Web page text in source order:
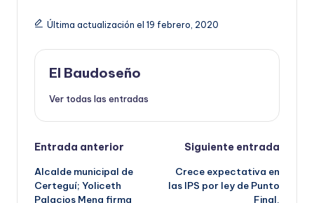
Última actualización el 19 febrero, 2020
El Baudoseño
Ver todas las entradas
Navegación
de
Entrada anterior
Alcalde municipal de
Certeguí; Yoliceth
Palacios Mena firma
Siguiente entrada
Crece expectativa en
las IPS por ley de Punto
Final.